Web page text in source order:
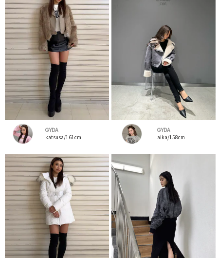
GYDA
katsusa/161cm
GYDA
aika/158cm